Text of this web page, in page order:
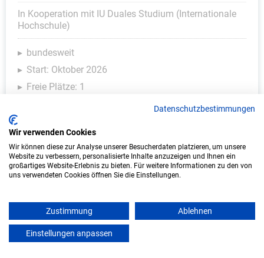
In Kooperation mit IU Duales Studium (Internationale
Hochschule)
bundesweit
Start: Oktober 2026
Freie Plätze: 1
Duales Studium Informatik (B.Sc.) am
virtuellen Campus - Vereinigte
Hagelversicherung VVaG
Datenschutzbestimmungen
Wir verwenden Cookies
Wir können diese zur Analyse unserer Besucherdaten platzieren, um unsere
Website zu verbessern, personalisierte Inhalte anzuzeigen und Ihnen ein
großartiges Website-Erlebnis zu bieten. Für weitere Informationen zu den von
uns verwendeten Cookies öffnen Sie die Einstellungen.
Zustimmung Ablehnen
Einstellungen anpassen